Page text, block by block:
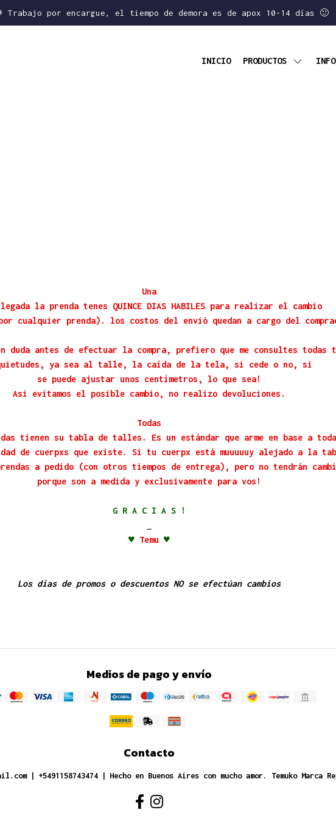
Trabajo por encargue, el tiempo de demora es de apox 10-14 días 🙂
INICIO PRODUCTOS
Una
la prenda tenes QUINCE DIAS HABILES para realizar el cambio
cualquier prenda). los costos del enviò quedan a cargo del
duda antes de efectuar la compra, prefiero que me consultes todas
ya sea al talle, la caída de la tela, si cede o no, si
se puede ajustar unos centímetros, lo que sea!
Asi evitamos el posible cambio, no realizo devoluciones.
Todas
tienen su tabla de talles. Es un estándar que arme en base a toda
de cuerpxs que existe. Si tu cuerpx está muuuuuy alejado a la
a pedido (con otros tiempos de entrega), pero no tendrán
porque son a medida y exclusivamente para vos!
G R A C I A S !
♥ Temu ♥
Los dias de promos o descuentos NO se efectúan cambios
Medios de pago y envío
Contacto
+5491158743474 Hecho en Buenos Aires con mucho amor. Temuko Marca